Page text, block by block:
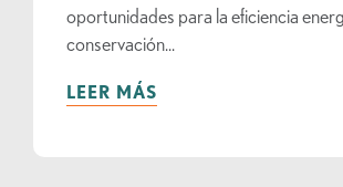
oportunidades para la eficiencia
conservación...
LEER MÁS